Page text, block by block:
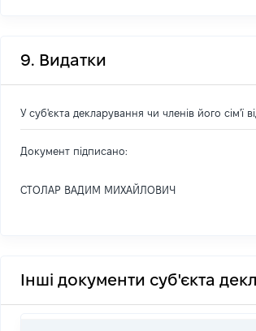
9. Видатки
У суб'єкта декларування чи членів його сім'ї
Документ підписано:
СТОЛАР ВАДИМ МИХАЙЛОВИЧ
Інші документи суб'єкта